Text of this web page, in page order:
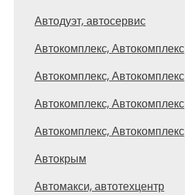
Автодуэт, автосервис
Автокомплекс, Автокомплекс
Автокомплекс, Автокомплекс
Автокомплекс, Автокомплекс
Автокомплекс, Автокомплекс
Автокрым
Автомакси, автотехцентр